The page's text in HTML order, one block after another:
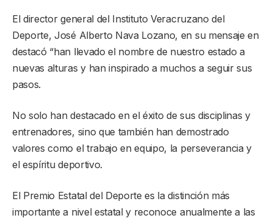
El director general del Instituto Veracruzano del
Deporte, José Alberto Nava Lozano, en su mensaje en
destacó “han llevado el nombre de nuestro estado a
nuevas alturas y han inspirado a muchos a seguir sus
pasos.
No solo han destacado en el éxito de sus disciplinas y
entrenadores, sino que también han demostrado
valores como el trabajo en equipo, la perseverancia y
el espíritu deportivo.
El Premio Estatal del Deporte es la distinción más
importante a nivel estatal y reconoce anualmente a las